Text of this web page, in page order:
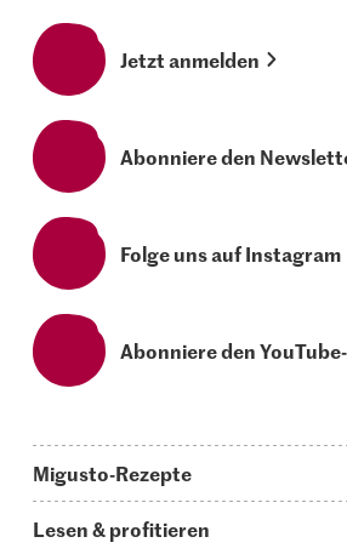
Jetzt anmelden
Abonniere den
Folge uns auf Instagram
Abonniere den
Migusto-Rezepte
Lesen & profitieren